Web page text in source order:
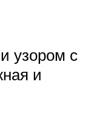
узором с
и